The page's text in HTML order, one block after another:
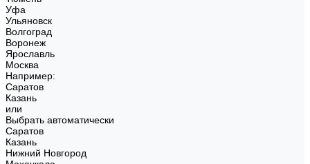
Уфа
Ульяновск
Волгоград
Воронеж
Ярославль
Москва
Например:
Саратов
Казань
или
Выбрать автоматически
Саратов
Казань
Нижний Новгород